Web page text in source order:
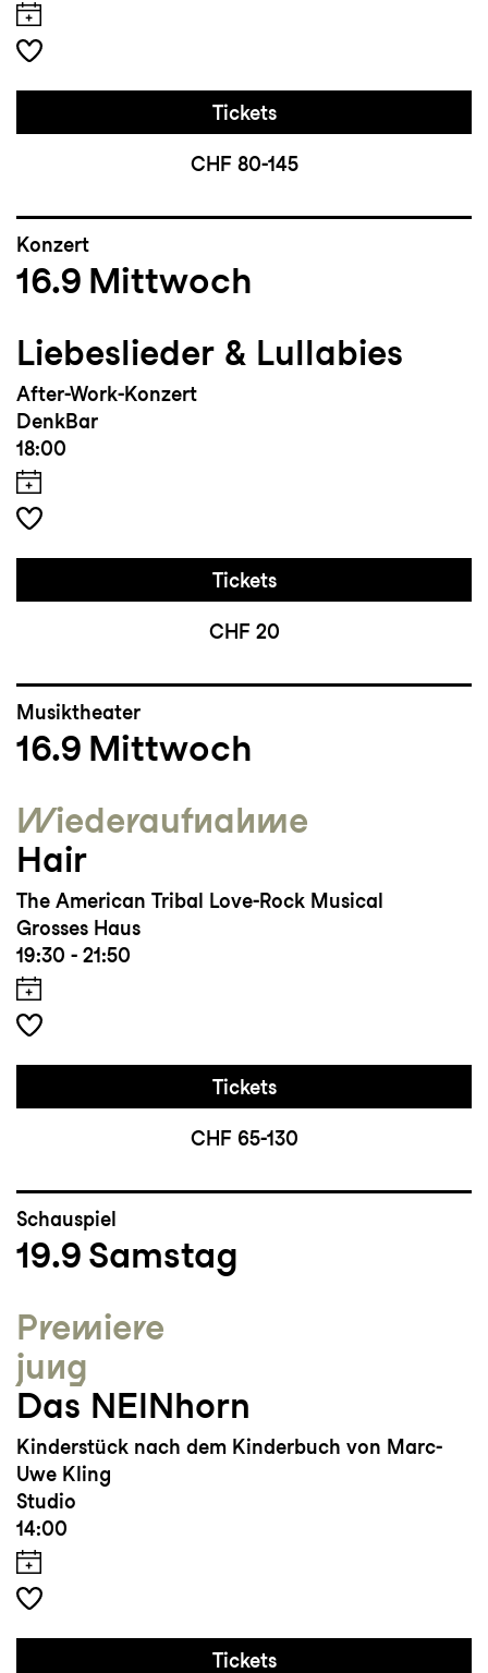
Tickets
CHF 80-145
Konzert
16.9 Mittwoch
Liebeslieder & Lullabies
After-Work-Konzert
DenkBar
18:00
Tickets
CHF 20
Musiktheater
16.9 Mittwoch
Wieder­aufnahme
Hair
The American Tribal Love-Rock Musical
Grosses Haus
19:30 - 21:50
Tickets
CHF 65-130
Schauspiel
19.9 Samstag
Premiere
jung
Das NEINhorn
Kinderstück nach dem Kinderbuch von Marc-
Uwe Kling
Studio
14:00
Tickets